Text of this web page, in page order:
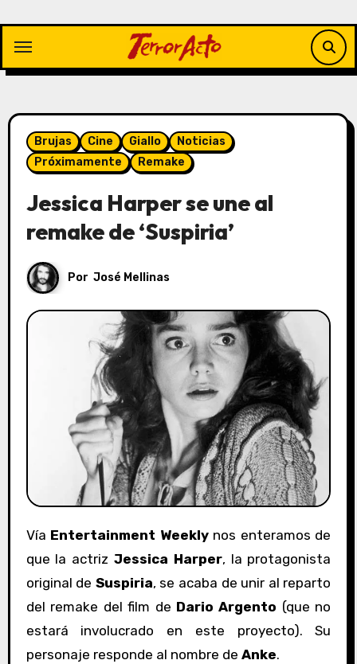
contenido
Brujas Cine Giallo
Noticias
Próximamente
Remake
Jessica Harper se une al
remake de ‘Suspiria’
Por José Mellinas
Vía Entertainment Weeklynos enteramos de
que la actriz Jessica Harper, la protagonista
original de Suspiria, se acaba de unir al reparto
del remake del film de Dario Argento (que no
estará involucrado en este proyecto). Su
personaje responde al nombre de Anke.